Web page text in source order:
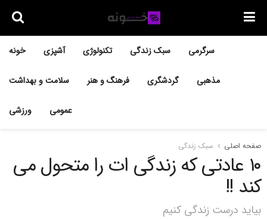
خونه آشپزی تکنولوژی سبک زندگی سرگرمی
سلامت و بهداشت فرهنگ و هنر گردشگری مذهبی
ورزشی عمومی
صفحه اصلی سبک زندگی
۱۰ عادتی که زندگی‌ ات را متحول می‌
کند !!
بیاید درست زندگی کنیم